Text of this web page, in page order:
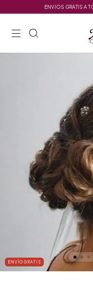
ENVIOS GRATIS A
ENVÍO GRATIS